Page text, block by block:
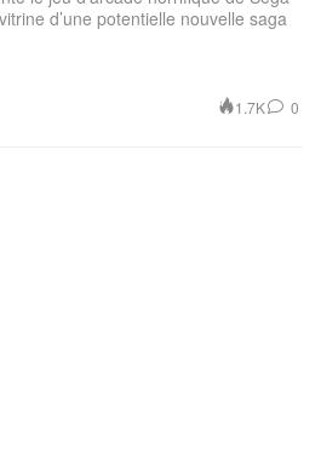
d’une potentielle nouvelle saga
1.7K 0